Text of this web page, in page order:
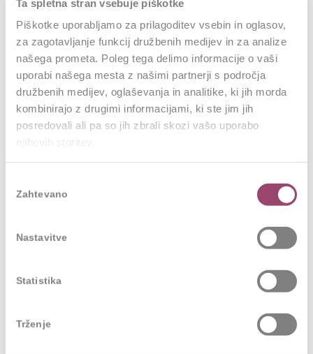
Ta spletna stran vsebuje piškotke
Piškotke uporabljamo za prilagoditev vsebin in oglasov,
za zagotavljanje funkcij družbenih medijev in za analize
našega prometa. Poleg tega delimo informacije o vaši
uporabi našega mesta z našimi partnerji s področja
družbenih medijev, oglaševanja in analitike, ki jih morda
kombinirajo z drugimi informacijami, ki ste jim jih
posredovali ali pa so jih zbrali skozi vašo uporabo
soglasja
Zahtevano
Nastavitve
Statistika
Trženje
NAJBOLJ RAZISKANA IDEJA
Zmagovalna ideja: »Live and let live«
Problem: Kako preoblikovati delovno okolje in
delovna mesta, da bodo lahko aktivno vključeni in
zavzeti tudi starejši zaposleni?
komuniciranja in koordiniranja srečanj.